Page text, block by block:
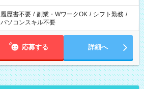
履歴書不要 / 副業・WワークOK / シフト勤務 /
パソコンスキル不要
応募する 詳細へ